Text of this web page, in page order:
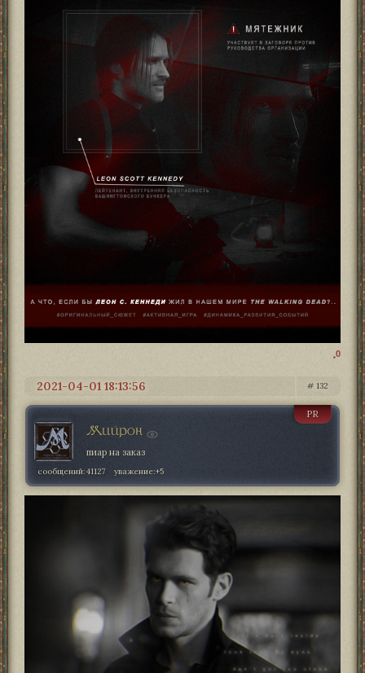
0
132
2021-04-01 18:13:56
Мийрон
PR
пиар на заказ
сообщений:41127 уважение:+5